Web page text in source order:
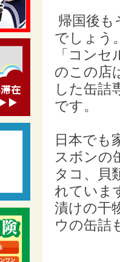
帰国後
でしょう
「コン
のこの店
した缶詰
です。
日本でも
スボンの
タコ、貝
れていま
漬けの干
ウの缶詰